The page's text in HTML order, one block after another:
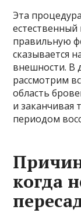
Эта
естественный
правильную
сказывается
внешности. В
рассмотрим
область
и заканчивая
периодом
когда